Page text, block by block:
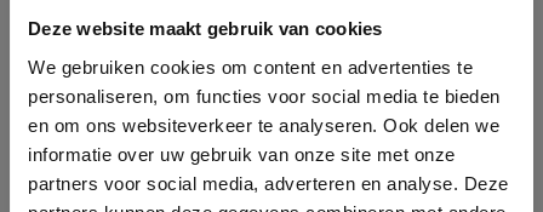
Deze website maakt gebruik van cookies
We gebruiken cookies om content en advertenties te
personaliseren, om functies voor social media te bieden
en om ons websiteverkeer te analyseren. Ook delen we
informatie over uw gebruik van onze site met onze
partners voor social media, adverteren en analyse. Deze
This Cookie Banner was deleted and is no
longer working. Please contact the website
administrator.
Deze website gebruikt cookies om de
gebruikerservaring te verbeteren. Door
gebruik te maken van onze website geeft u
toestemming voor alle cookies in
overeenstemming met ons cookiebeleid.Lees
verder